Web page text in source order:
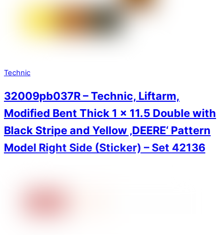
Technic
32009pb037R – Technic, Liftarm,
Modified Bent Thick 1 x 11.5 Double with
Black Stripe and Yellow ‚DEERE‘ Pattern
Model Right Side (Sticker) – Set 42136